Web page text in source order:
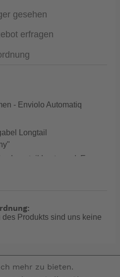
gesehen
erfragen
- Enviolo Automatiq
Longtail
Longtail Lastenrad. Es
entweder mit
Wh.Akku und 9 Gang
Cagro Line Motor
und Enviolo Automatik
8 verschiedenen
die Lastenräder eine
Rad ist bis 200 kg.
und wiegt 38 kg. Natürlich
Produkts sind uns keine
mehr zu bieten.